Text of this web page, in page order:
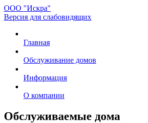
ООО "Искра"
Версия для слабовидящих
Главная
Обслуживание домов
Информация
О компании
Обслуживаемые дома